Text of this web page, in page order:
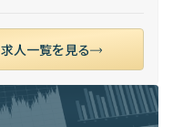
人一覧を見る